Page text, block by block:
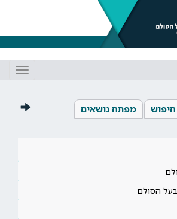
מפתח נושאים
הסולם